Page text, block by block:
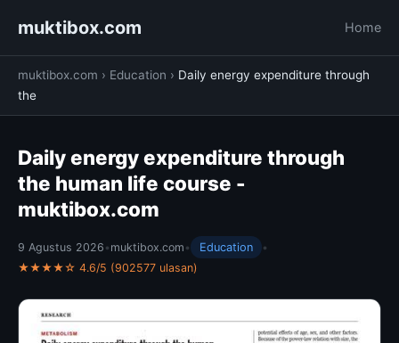
muktibox.com Home
muktibox.com › Education › Daily energy expenditure through
the
Daily energy expenditure through
the human life course -
muktibox.com
9 Agustus 2026 • muktibox.com • Education
•
★★★★☆ 4.6/5 (902577 ulasan)